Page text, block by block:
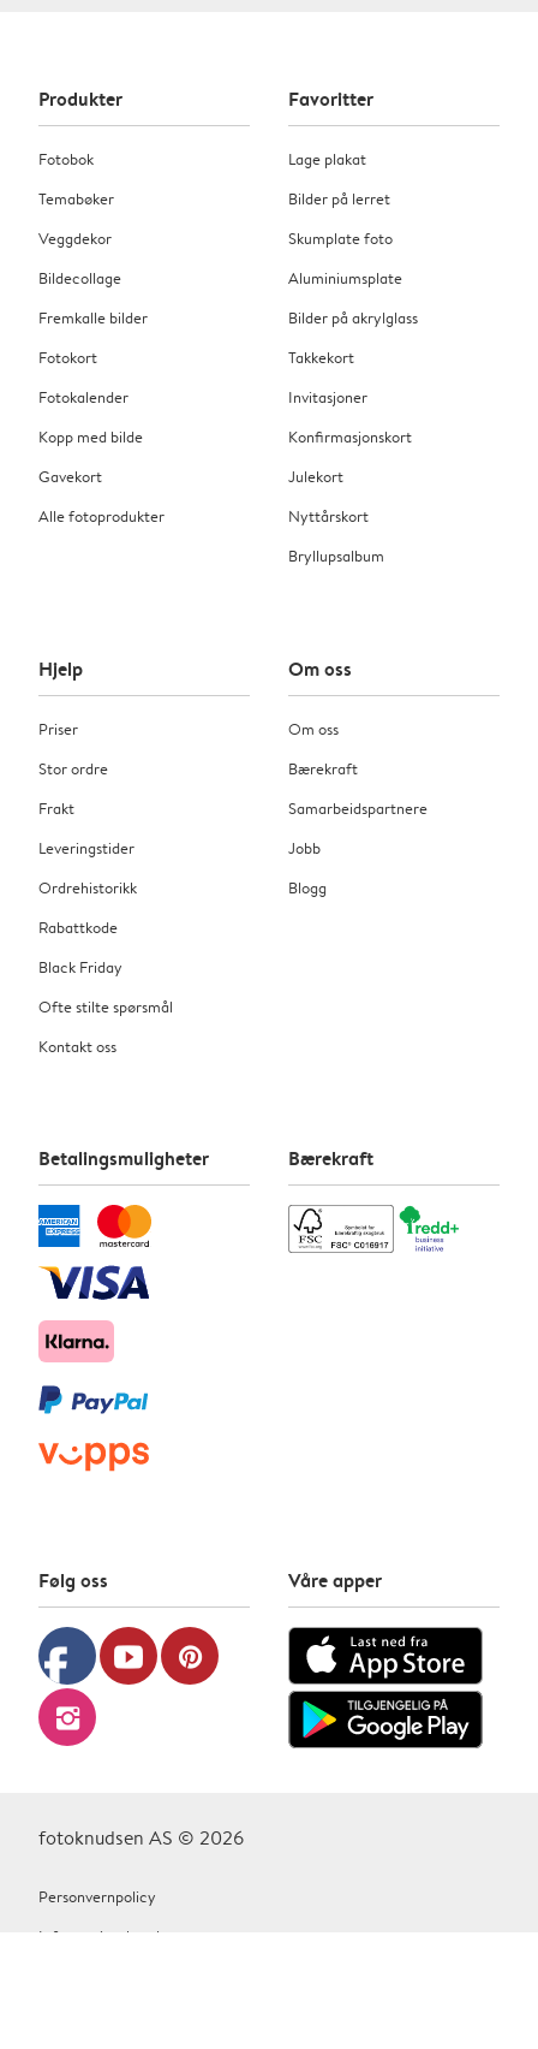
Produkter
Fotobok
Temabøker
Veggdekor
Bildecollage
Fremkalle bilder
Fotokort
Fotokalender
Kopp med bilde
Gavekort
Alle fotoprodukter
Favoritter
Lage plakat
Bilder på lerret
Skumplate foto
Aluminiumsplate
Bilder på akrylglass
Takkekort
Invitasjoner
Konfirmasjonskort
Julekort
Nyttårskort
Bryllupsalbum
Hjelp
Priser
Stor ordre
Frakt
Leveringstider
Ordrehistorikk
Rabattkode
Black Friday
Ofte stilte spørsmål
Kontakt oss
Om oss
Om oss
Bærekraft
Samarbeidspartnere
Jobb
Blogg
Betalingsmuligheter Bærekraft
Følg oss
facebook youtube pinterest
instagram
Våre apper
fotoknudsen AS © 2026
Personvernpolicy
Informasjonskapsler